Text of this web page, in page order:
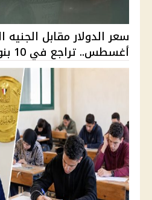
أغسطس.. تراجع في 10 بنوك وارت...